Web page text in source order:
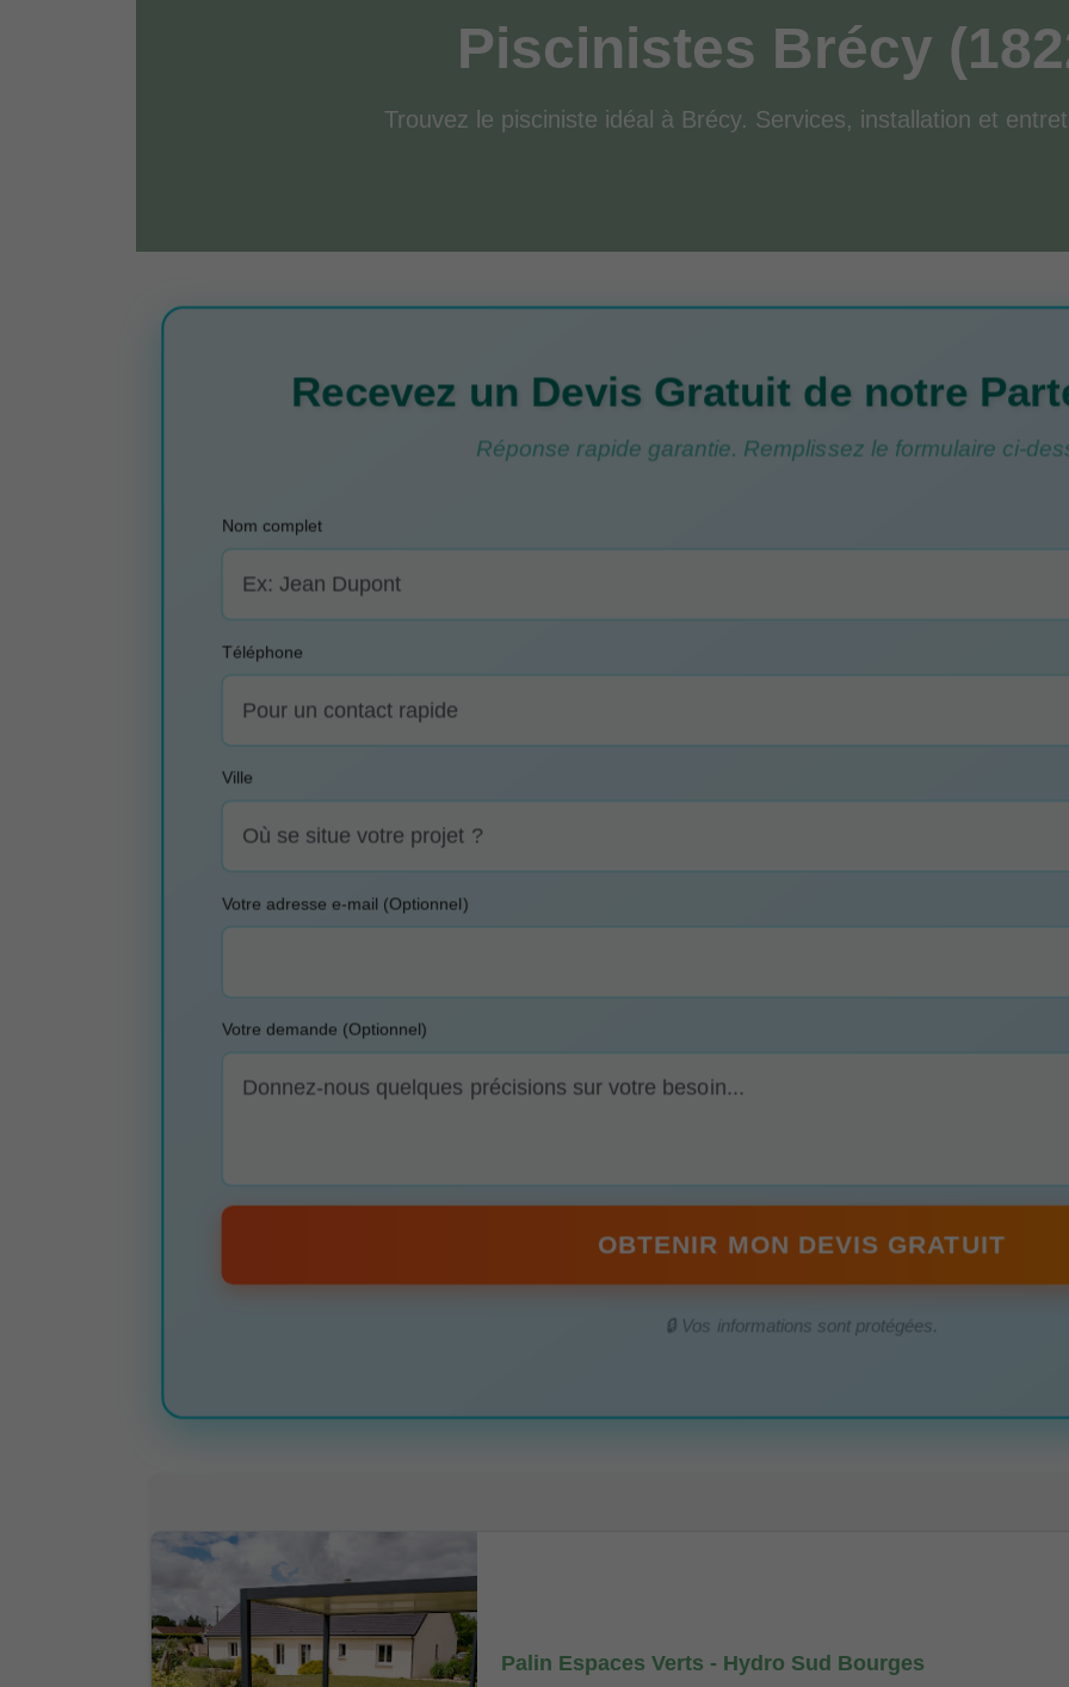
Piscinistes Brécy
Trouvez le pisciniste idéal à Brécy. Services, installation et
Recevez un Devis Gratuit de notre
Réponse rapide garantie. Remplissez le formulaire ci-
Nom complet
Téléphone
Ville
Votre adresse e-mail (Optionnel)
Votre demande (Optionnel)
OBTENIR MON DEVIS GRATUIT
🔒 Vos informations sont protégées.
Palin Espaces Verts - Hydro Sud Bourges